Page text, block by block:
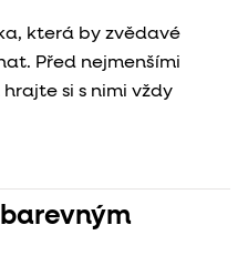
která by zvědavé
Před nejmenšími
si s nimi vždy